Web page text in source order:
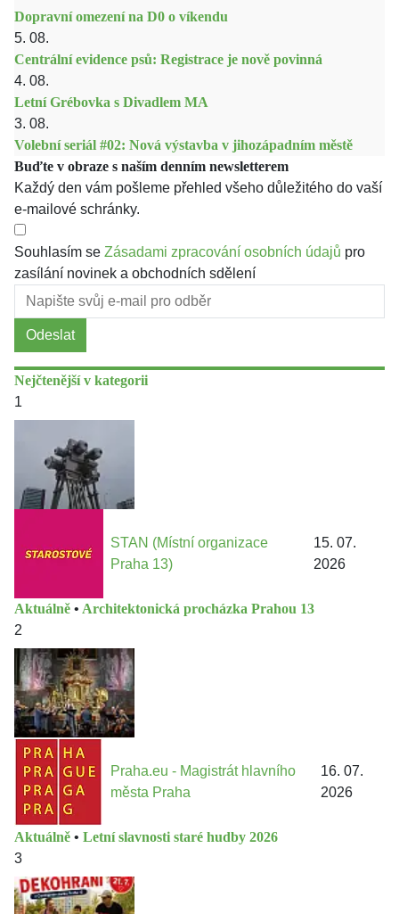
Dopravní omezení na D0 o víkendu
5. 08.
Centrální evidence psů: Registrace je nově povinná
4. 08.
Letní Grébovka s Divadlem MA
3. 08.
Volební seriál #02: Nová výstavba v jihozápadním městě
Buďte v obraze s naším denním newsletterem
Každý den vám pošleme přehled všeho důležitého do vaší
e-mailové schránky.
Souhlasím se Zásadami zpracování osobních údajů pro
zasílání novinek a obchodních sdělení
Odeslat
Nejčtenější v kategorii
1
STAN (Místní organizace
Praha 13)
15. 07.
2026
Aktuálně • Architektonická procházka Prahou 13
2
Praha.eu - Magistrát hlavního
města Praha
16. 07.
2026
Aktuálně • Letní slavnosti staré hudby 2026
3